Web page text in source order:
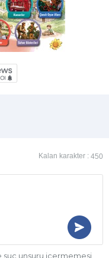
Kalan karakter : 450
suç unsuru içermemesi